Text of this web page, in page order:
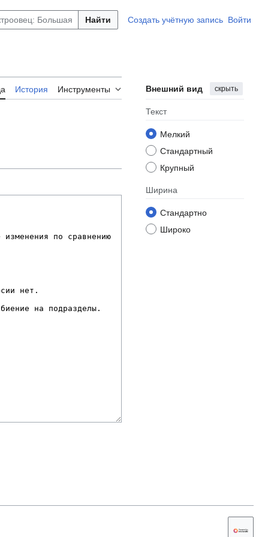
Найти Создать учётную запись Войти
История Инструменты Внешний вид скрыть
Текст
Мелкий
Стандартный
Крупный
Ширина
Стандартно
Широко